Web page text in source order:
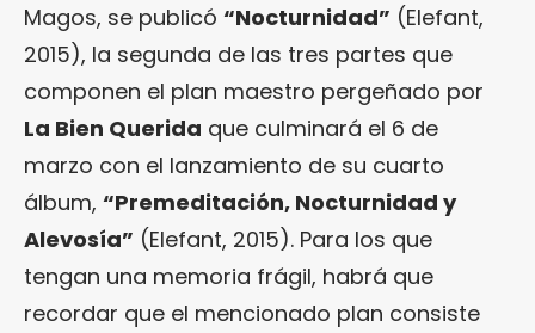
Magos, se publicó “Nocturnidad” (Elefant,
2015), la segunda de las tres partes que
componen el plan maestro pergeñado por
La Bien Querida que culminará el 6 de
marzo con el lanzamiento de su cuarto
álbum, “Premeditación, Nocturnidad y
Alevosía” (Elefant, 2015). Para los que
tengan una memoria frágil, habrá que
recordar que el mencionado plan consiste